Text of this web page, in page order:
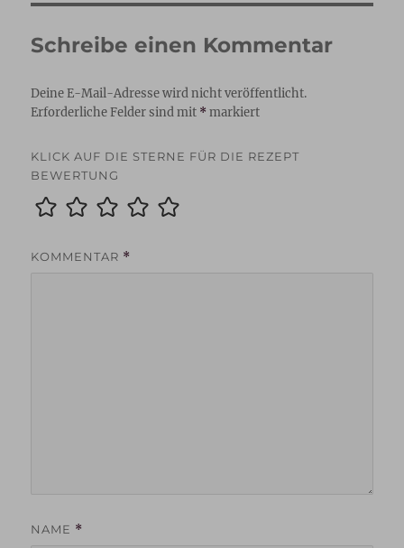
Schreibe einen Kommentar
Deine E-Mail-Adresse wird nicht veröffentlicht.
Erforderliche Felder sind mit *markiert
KLICK AUF DIE STERNE FÜR DIE REZEPT
BEWERTUNG
KOMMENTAR *
NAME *